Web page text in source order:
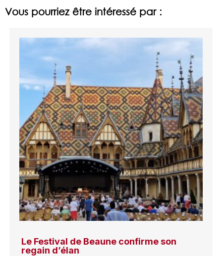
Vous pourriez être intéressé par :
Le Festival de Beaune confirme son
regain d’élan